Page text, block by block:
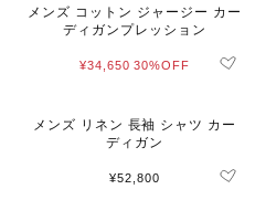
メンズ コットン ジャージー カー
ディガンプレッション
¥34,650 30%OFF
メンズ リネン 長袖 シャツ カー
ディガン
¥52,800